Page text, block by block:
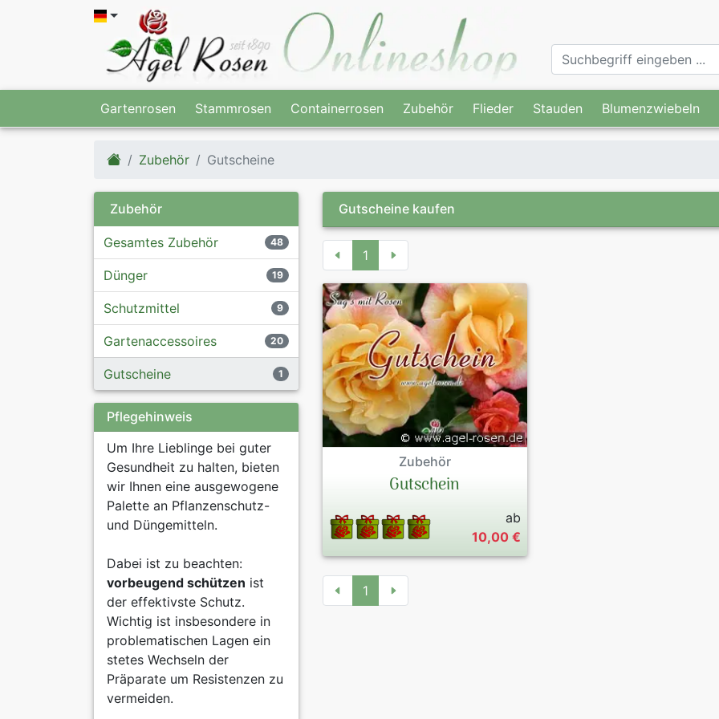
Gartenrosen Stammrosen Containerrosen Zubehör Flieder Stauden Blumenzwiebeln
Zubehör Gutscheine
Zubehör
Gesamtes Zubehör 48
Dünger 19
Schutzmittel 9
Gartenaccessoires 20
Gutscheine 1
Pflegehinweis
Um Ihre Lieblinge bei guter
Gesundheit zu halten, bieten
wir Ihnen eine ausgewogene
Palette an Pflanzenschutz-
und Düngemitteln.
Dabei ist zu beachten:
vorbeugend schützen ist
der effektivste Schutz.
Wichtig ist insbesondere in
problematischen Lagen ein
stetes Wechseln der
Präparate um Resistenzen zu
vermeiden.
Gutscheine kaufen
1
Zubehör
Gutschein
ab
10,00 €
1